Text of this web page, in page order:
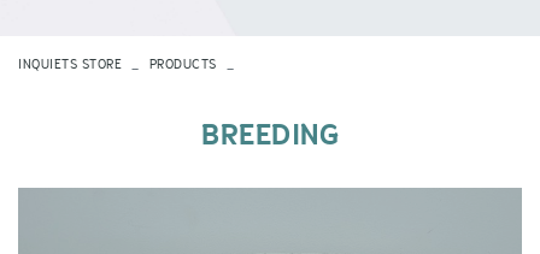
INQUIETS STORE PRODUCTS
BREEDING